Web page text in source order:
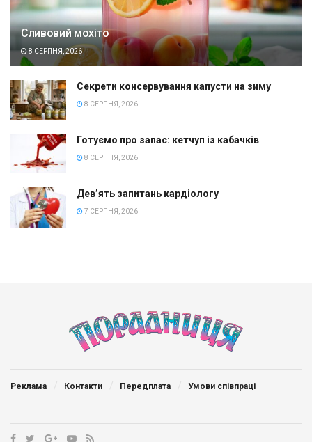
Сливовий мохіто
8 СЕРПНЯ, 2026
Секрети консервування капусти на зиму
8 СЕРПНЯ, 2026
Готуємо про запас: кетчуп із кабачків
8 СЕРПНЯ, 2026
Дев’ять запитань кардіологу
7 СЕРПНЯ, 2026
Реклама Контакти Передплата Умови співпраці